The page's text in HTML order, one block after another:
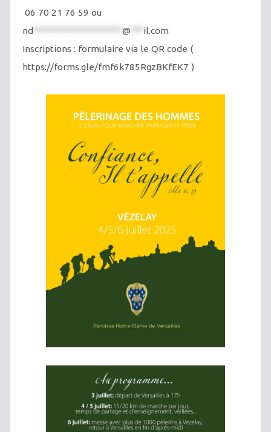
06 70 21 76 59 ou
nd
@
il.com
Inscriptions : formulaire via le QR code (
https://forms.gle/fmf6k785RgzBKfEK7 )